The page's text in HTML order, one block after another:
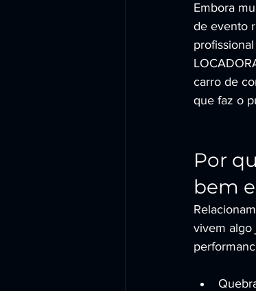
Embora
de evento
carro de
que faz o
Por
bem
vivem algo